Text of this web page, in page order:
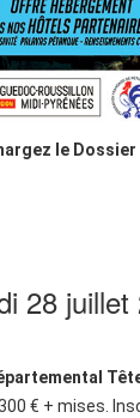
le Dossier
28 juillet
€ + mises.